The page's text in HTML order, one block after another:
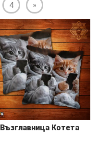
4 »
Възглавница Котета